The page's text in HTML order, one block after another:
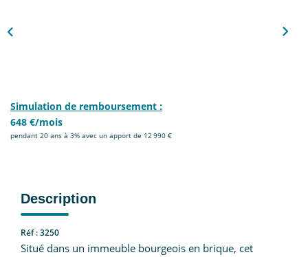
Simulation de remboursement :
648 €/mois
pendant 20 ans à 3% avec un apport de 12 990 €
Description
Réf : 3250
Situé dans un immeuble bourgeois en brique, cet